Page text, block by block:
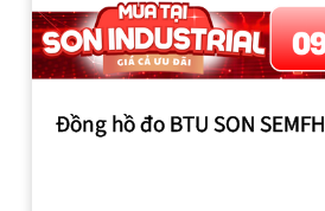
Đồng hồ đo BTU SON SEMFH